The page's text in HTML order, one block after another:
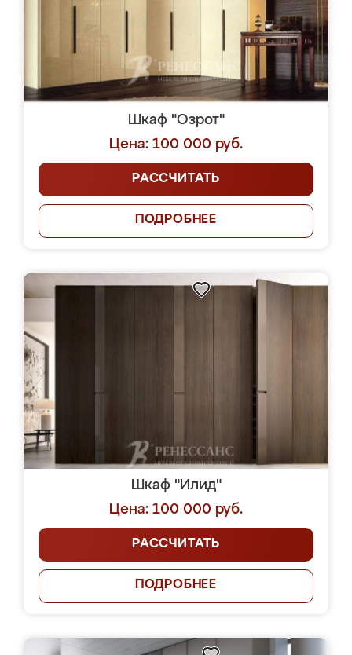
Шкаф "Озрот"
Цена: 100 000 руб.
РАССЧИТАТЬ
ПОДРОБНЕЕ
Шкаф "Илид"
Цена: 100 000 руб.
РАССЧИТАТЬ
ПОДРОБНЕЕ